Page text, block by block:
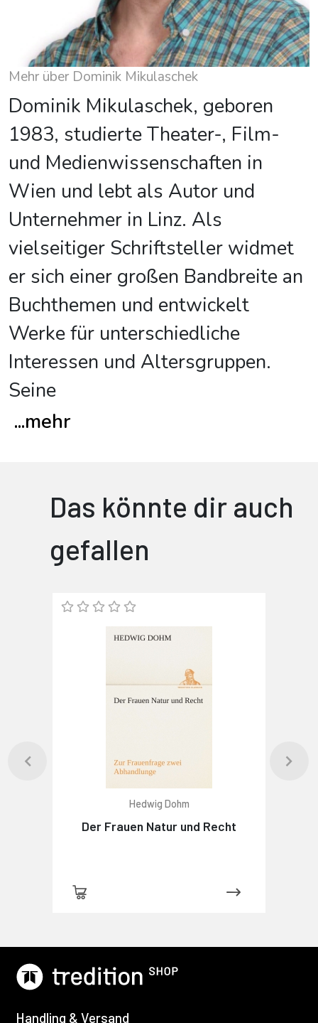
Mehr über Dominik Mikulaschek
Dominik Mikulaschek, geboren
1983, studierte Theater-, Film-
und Medienwissenschaften in
Wien und lebt als Autor und
Unternehmer in Linz. Als
vielseitiger Schriftsteller widmet
er sich einer großen Bandbreite an
Buchthemen und entwickelt
Werke für unterschiedliche
Interessen und Altersgruppen.
Seine
...mehr
Das könnte dir auch
gefallen
Hedwig Dohm
Der Frauen Natur und Recht
Handling & Versand